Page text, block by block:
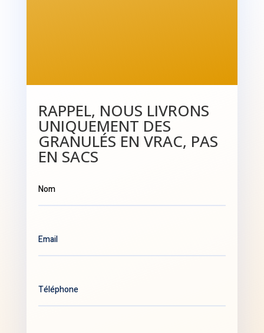
RAPPEL, NOUS LIVRONS
UNIQUEMENT DES
GRANULÉS EN VRAC, PAS
EN SACS